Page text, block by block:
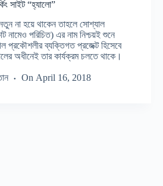
সাইট “হ্যালো”
নতুন না হয়ে থাকেন তাহলে সোশ্যাল
নামেও পরিচিত) এর নাম নিশ্চয়ই শুনে
ব্যক্তিগত প্রজেক্ট হিসেবে
অধীনেই তার কার্যক্রম চলতে থাকে।
On April 16, 2018